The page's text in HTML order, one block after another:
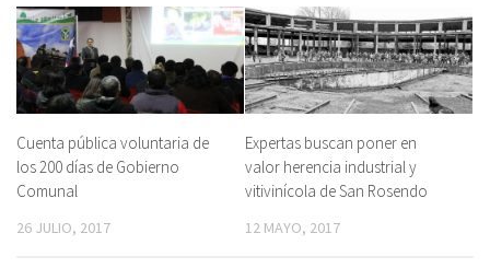
Cuenta pública voluntaria de
los 200 días de Gobierno
Comunal
26 JULIO, 2017
Expertas buscan poner en
valor herencia industrial y
vitivinícola de San Rosendo
12 MAYO, 2017